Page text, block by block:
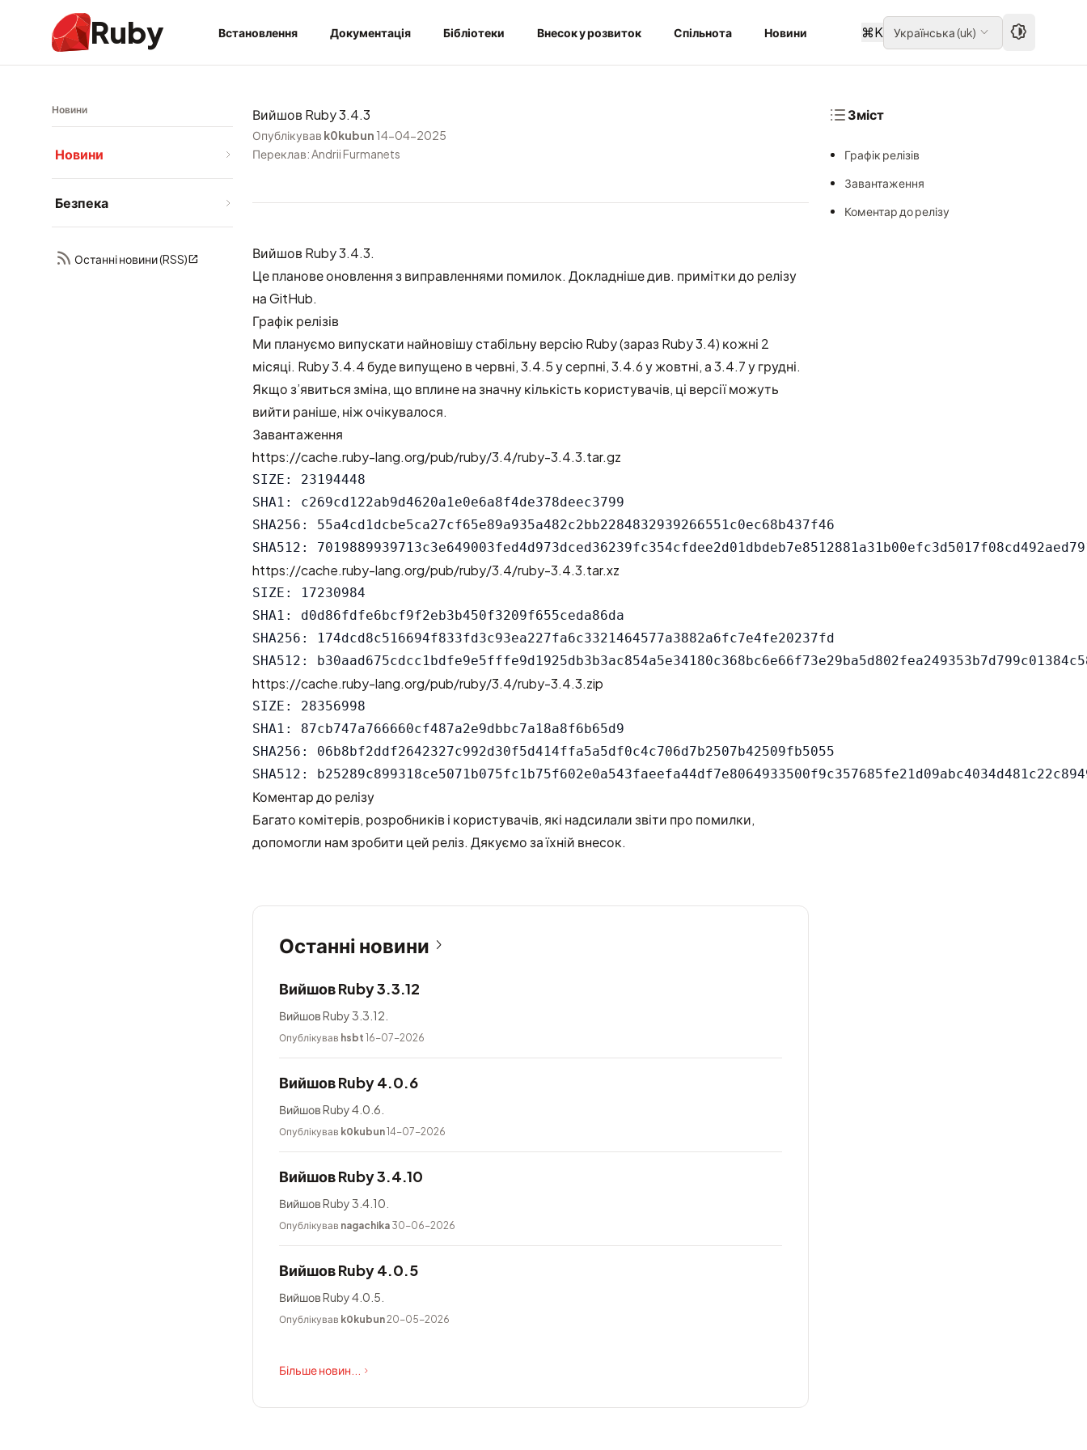
Ruby Встановлення Документація Бібліотеки Внесок у розвиток Спільнота Новини ⌘K Українська(uk)
Новини
Новини
Безпека
Останні новини (RSS)
Вийшов Ruby 3.4.3
Опублікував k0kubun 14-04-2025
Переклав: Andrii Furmanets
Вийшов Ruby 3.4.3.
Це планове оновлення з виправленнями помилок. Докладніше див. примітки до релізу
на GitHub.
Графік релізів
Ми плануємо випускати найновішу стабільну версію Ruby (зараз Ruby 3.4) кожні 2
місяці. Ruby 3.4.4 буде випущено в червні, 3.4.5 у серпні, 3.4.6 у жовтні, а 3.4.7 у грудні.
Якщо з’явиться зміна, що вплине на значну кількість користувачів, ці версії можуть
вийти раніше, ніж очікувалося.
Завантаження
https://cache.ruby-lang.org/pub/ruby/3.4/ruby-3.4.3.tar.gz
SIZE: 23194448
SHA1: c269cd122ab9d4620a1e0e6a8f4de378deec3799
SHA256: 55a4cd1dcbe5ca27cf65e89a935a482c2bb2284832939266551c0ec68b437f46
https://cache.ruby-lang.org/pub/ruby/3.4/ruby-3.4.3.tar.xz
SIZE: 17230984
SHA1: d0d86fdfe6bcf9f2eb3b450f3209f655ceda86da
SHA256: 174dcd8c516694f833fd3c93ea227fa6c3321464577a3882a6fc7e4fe20237fd
https://cache.ruby-lang.org/pub/ruby/3.4/ruby-3.4.3.zip
SIZE: 28356998
SHA1: 87cb747a766660cf487a2e9dbbc7a18a8f6b65d9
SHA256: 06b8bf2ddf2642327c992d30f5d414ffa5a5df0c4c706d7b2507b42509fb5055
Коментар до релізу
Багато комітерів, розробників і користувачів, які надсилали звіти про помилки,
допомогли нам зробити цей реліз. Дякуємо за їхній внесок.
Останні новини
Вийшов Ruby 3.3.12
Вийшов Ruby 3.3.12.
Опублікував hsbt 16-07-2026
Вийшов Ruby 4.0.6
Вийшов Ruby 4.0.6.
Опублікував k0kubun14-07-2026
Вийшов Ruby 3.4.10
Вийшов Ruby 3.4.10.
Опублікував nagachika 30-06-2026
Вийшов Ruby 4.0.5
Вийшов Ruby 4.0.5.
Опублікував k0kubun20-05-2026
Більше новин...
Зміст
Графік релізів
Завантаження
Коментар до релізу